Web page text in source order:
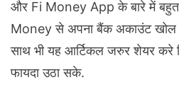
और Fi Money App के बारे में
Money से अपना बैंक अकाउंट खोल
साथ भी यह आर्टिकल जरुर शेयर करे
फायदा उठा सके.